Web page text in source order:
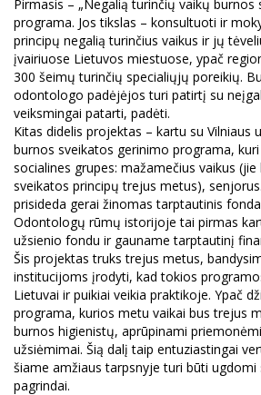
Pirmasis – „Negalią turinčių vaikų burnos
programa. Jos tikslas – konsultuoti ir
principų negalią turinčius vaikus ir jų
įvairiuose Lietuvos miestuose, ypač
300 šeimų turinčių specialiųjų poreikių.
odontologo padėjėjos turi patirtį su
veiksmingai patarti, padėti.
Kitas didelis projektas – kartu su Vilniaus
burnos sveikatos gerinimo programa,
socialines grupes: mažamečius vaikus
sveikatos principų trejus metus),
prisideda gerai žinomas tarptautinis
Odontologų rūmų istorijoje tai pirmas
užsienio fondu ir gauname tarptautinį
Šis projektas truks trejus metus,
institucijoms įrodyti, kad tokios
Lietuvai ir puikiai veikia praktikoje. Ypač
programa, kurios metu vaikai bus trejus
burnos higienistų, aprūpinami
užsiėmimai. Šią dalį taip entuziastingai
šiame amžiaus tarpsnyje turi būti ugdomi
pagrindai.